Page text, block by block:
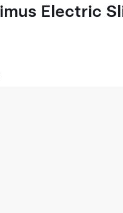
Electric